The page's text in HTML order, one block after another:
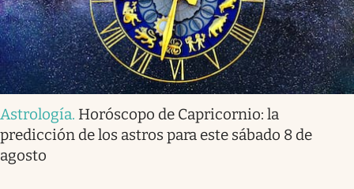
Astrología. Horóscopo de Capricornio: la
predicción de los astros para este sábado 8 de
agosto